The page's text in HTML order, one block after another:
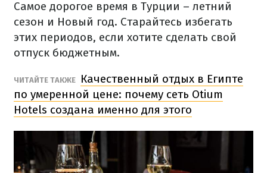
Самое дорогое время в Турции – летний
сезон и Новый год. Старайтесь избегать
этих периодов, если хотите сделать свой
отпуск бюджетным.
ЧИТАЙТЕ ТАКЖЕ
Качественный отдых в Египте
по умеренной цене: почему сеть Otium
Hotels создана именно для этого